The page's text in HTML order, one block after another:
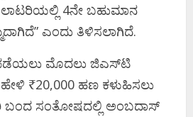
ಲಾಟರಿಯಲ್ಲಿ 4ನೇ ಬಹುಮಾನ
ಎಂದು ತಿಳಿಸಲಾಗಿದೆ.
ಮೊದಲು ಜಿಎಸ್‌ಟಿ
₹20,000 ಹಣ ಕಳುಹಿಸಲು
ಬಂದ ಸಂತೋಷದಲ್ಲಿ ಅಂಬದಾಸ್